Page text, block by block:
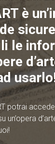
è
le
potrai
un’opera